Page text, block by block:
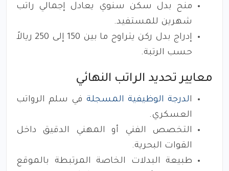
منح بدل سكن سنوي يعادل إجمالي راتب
شهرين للمستفيد.
إدراج بدل ركن يتراوح ما بين 150 إلى 250 ريالاً
حسب الرتبة.
معايير تحديد الراتب النهائي
الدرجة الوظيفية المسجلة في سلم الرواتب
العسكري.
التخصص الفني أو المهني الدقيق داخل
القوات البحرية.
طبيعة البدلات الخاصة المرتبطة بالموقع